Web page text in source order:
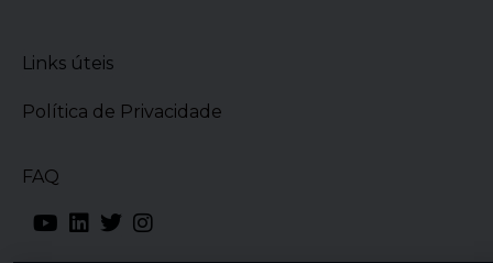
Links úteis
Política de Privacidade
FAQ